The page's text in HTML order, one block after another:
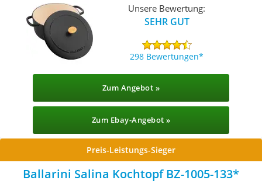
Unsere Bewertung:
SEHR GUT
298 Bewertungen
Zum Angebot »
Zum Ebay-Angebot »
Preis-Leistungs-Sieger
Ballarini Salina Kochtopf ‎BZ-1005-133